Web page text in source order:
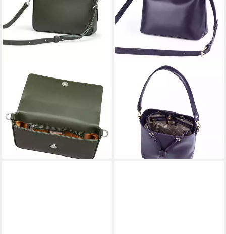
ROECKL
Schultertasche EMILIA MINI
NAPPA
224,25 €
-25%
lieferbar - in 5-6 Werktagen bei dir
Schultertasche PITTI
MEDIUM
291,75 € UVP
lieferbar - in 5-6 Werktagen bei dir